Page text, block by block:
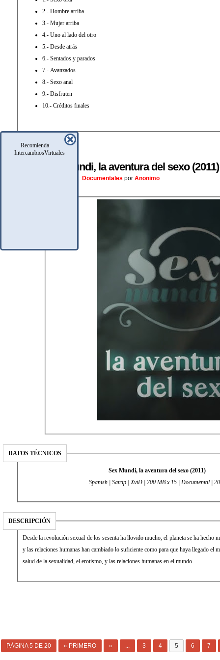
Recomienda
IntercambiosVirtuales
2.- Hombre arriba
3.- Mujer arriba
4.- Uno al lado del otro
5.- Desde atrás
6.- Sentados y parados
7.- Avanzados
8.- Sexo anal
9.- Disfruten
10.- Créditos finales
Sex Mundi, la aventura del sexo
Posteado En: Documentales por Anonimo
DATOS TÉCNICOS
Sex Mundi, la aventura del sexo (2011)
Spanish | Satrip | XviD | 700 MB x 15 | Documental |
DESCRIPCIÓN
Desde la revolución sexual de los sesenta ha llovido mucho, el planeta se ha hecho
y las relaciones humanas han cambiado lo suficiente como para que haya llegado el
salud de la sexualidad, el erotismo, y las relaciones humanas en el mundo.
PÁGINA 5 DE 20 « PRIMERO « 3 4 5 6 7